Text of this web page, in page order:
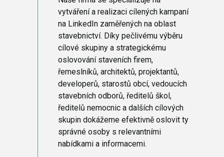
vytváření a realizaci cílených kampaní
na LinkedIn zaměřených na oblast
stavebnictví. Díky pečlivému výběru
cílové skupiny a strategickému
oslovování staveních firem,
řemeslníků, architektů, projektantů,
developerů, starostů obcí, vedoucích
stavebních odborů, ředitelů škol,
ředitelů nemocnic a dalších cílových
skupin dokážeme efektivně oslovit ty
správné osoby s relevantními
nabídkami a informacemi.